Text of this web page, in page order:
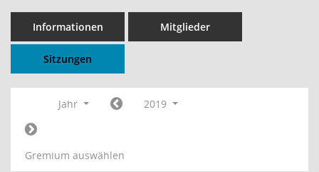
Informationen Mitglieder
Sitzungen
Jahr 2019
Gremium auswählen